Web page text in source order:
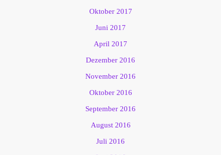
Oktober 2017
Juni 2017
April 2017
Dezember 2016
November 2016
Oktober 2016
September 2016
August 2016
Juli 2016